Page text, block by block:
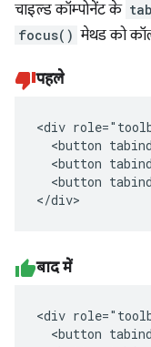
चाइल्ड कॉम्पोनेंट के
focus() मेथड को
पहले
<div
<button
<button
<button
</div>
बाद में
<div
<button